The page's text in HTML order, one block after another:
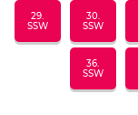
29.
SSW
30.
SSW
36.
SSW